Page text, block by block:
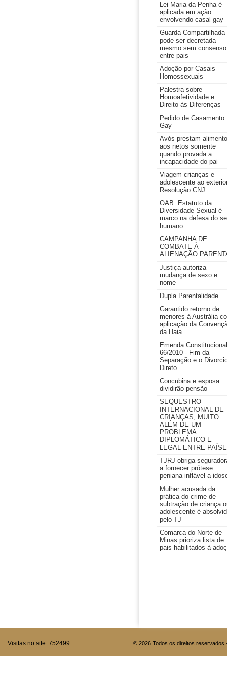
Lei Maria da Penha é
aplicada em ação
envolvendo casal gay
Guarda Compartilhada
pode ser decretada
mesmo sem consenso
entre pais
Adoção por Casais
Homossexuais
Palestra sobre
Homoafetividade e
Direito às Diferenças
Pedido de Casamento
Gay
Avós prestam
aos netos somente
quando provada a
incapacidade do pai
Viagem crianças e
adolescente ao
Resolução CNJ
OAB: Estatuto da
Diversidade Sexual é
marco na defesa do
humano
CAMPANHA DE
COMBATE À
ALIENAÇÃO
Justiça autoriza
mudança de sexo e
nome
Dupla Parentalidade
Garantido retorno de
menores à Austrália
aplicação da
da Haia
Emenda Constitucional
66/2010 - Fim da
Separação e o
Direto
Concubina e esposa
dividirão pensão
SEQUESTRO
INTERNACIONAL DE
CRIANÇAS, MUITO
ALÉM DE UM
PROBLEMA
DIPLOMÁTICO E
LEGAL ENTRE
TJRJ obriga
a fornecer prótese
peniana inflável a
Mulher acusada da
prática do crime de
subtração de criança
adolescente é
pelo TJ
Comarca do Norte de
Minas prioriza lista de
pais habilitados à
Visitas no site: 752499 © 2026 Todos os direitos reservados